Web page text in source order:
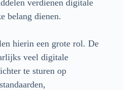
verdienen digitale
belang dienen.
hierin een grote rol. De
veel digitale
te sturen op